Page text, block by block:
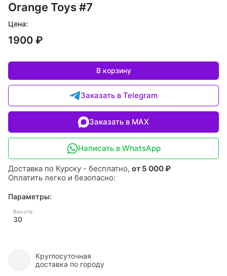
Orange Toys #7
Цена:
1900 ₽
В корзину
Заказать в Telegram
Заказать в MAX
Написать в WhatsApp
Доставка по Курску - бесплатно, от 5 000 ₽
Оплатить легко и безопасно:
Параметры:
Высота:
30
Круглосуточная
доставка по городу